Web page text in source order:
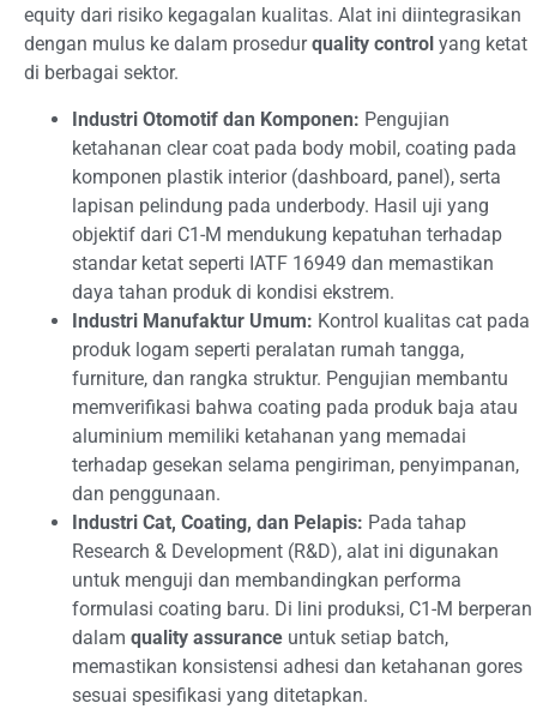
equity dari risiko kegagalan kualitas. Alat ini diintegrasikan
dengan mulus ke dalam prosedurquality control yang ketat
di berbagai sektor.
Industri Otomotif dan Komponen: Pengujian
ketahanan clear coat pada body mobil, coating pada
komponen plastik interior (dashboard, panel), serta
lapisan pelindung pada underbody. Hasil uji yang
objektif dari C1-M mendukung kepatuhan terhadap
standar ketat seperti IATF 16949 dan memastikan
daya tahan produk di kondisi ekstrem.
Industri Manufaktur Umum: Kontrol kualitas cat pada
produk logam seperti peralatan rumah tangga,
furniture, dan rangka struktur. Pengujian membantu
memverifikasi bahwa coating pada produk baja atau
aluminium memiliki ketahanan yang memadai
terhadap gesekan selama pengiriman, penyimpanan,
dan penggunaan.
Industri Cat, Coating, dan Pelapis: Pada tahap
Research & Development (R&D), alat ini digunakan
untuk menguji dan membandingkan performa
formulasi coating baru. Di lini produksi, C1-M berperan
dalam quality assurance untuk setiap batch,
memastikan konsistensi adhesi dan ketahanan gores
sesuai spesifikasi yang ditetapkan.